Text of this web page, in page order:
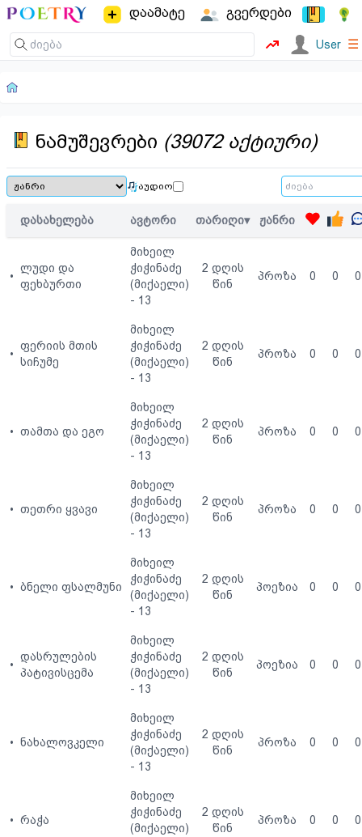
დაამატე გვერდები
User ☰
ნამუშევრები (39072 აქტიური)
აუდიო
დასახელება ავტორი თარიღი▾ ჟანრი
•
ლუდი და
ფეხბურთი
მიხეილ
ჭიჭინაძე
(მიქაელი)
- 13
2 დღის
წინ
პროზა 0 0 0
•
ფერიის მთის
სიჩუმე
მიხეილ
ჭიჭინაძე
(მიქაელი)
- 13
2 დღის
წინ
პროზა 0 0 0
• თამთა და ეგო
მიხეილ
ჭიჭინაძე
(მიქაელი)
- 13
2 დღის
წინ
პროზა 0 0 0
• თეთრი ყვავი
მიხეილ
ჭიჭინაძე
(მიქაელი)
- 13
2 დღის
წინ
პროზა 0 0 0
• ბნელი ფსალმუნი
მიხეილ
ჭიჭინაძე
(მიქაელი)
- 13
2 დღის
წინ
პოეზია 0 0 0
•
დასრულების
პატივისცემა
მიხეილ
ჭიჭინაძე
(მიქაელი)
- 13
2 დღის
წინ
პოეზია 0 0 0
• ნახალოვკელი
მიხეილ
ჭიჭინაძე
(მიქაელი)
- 13
2 დღის
წინ
პროზა 0 0 0
• რაჭა
მიხეილ
ჭიჭინაძე
(მიქაელი)
2 დღის
წინ
პროზა 0 0 0